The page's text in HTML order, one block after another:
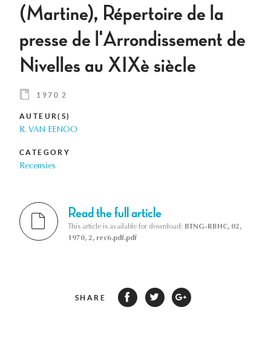
(Martine), Répertoire de la
presse de l'Arrondissement de
Nivelles au XIXè siècle
1970 2
AUTEUR(S)
R. VAN EENOO
CATEGORY
Recensies
Read the full article
This article is available for download: BTNG-RBHC, 02,
1970, 2, rec6.pdf.pdf
SHARE